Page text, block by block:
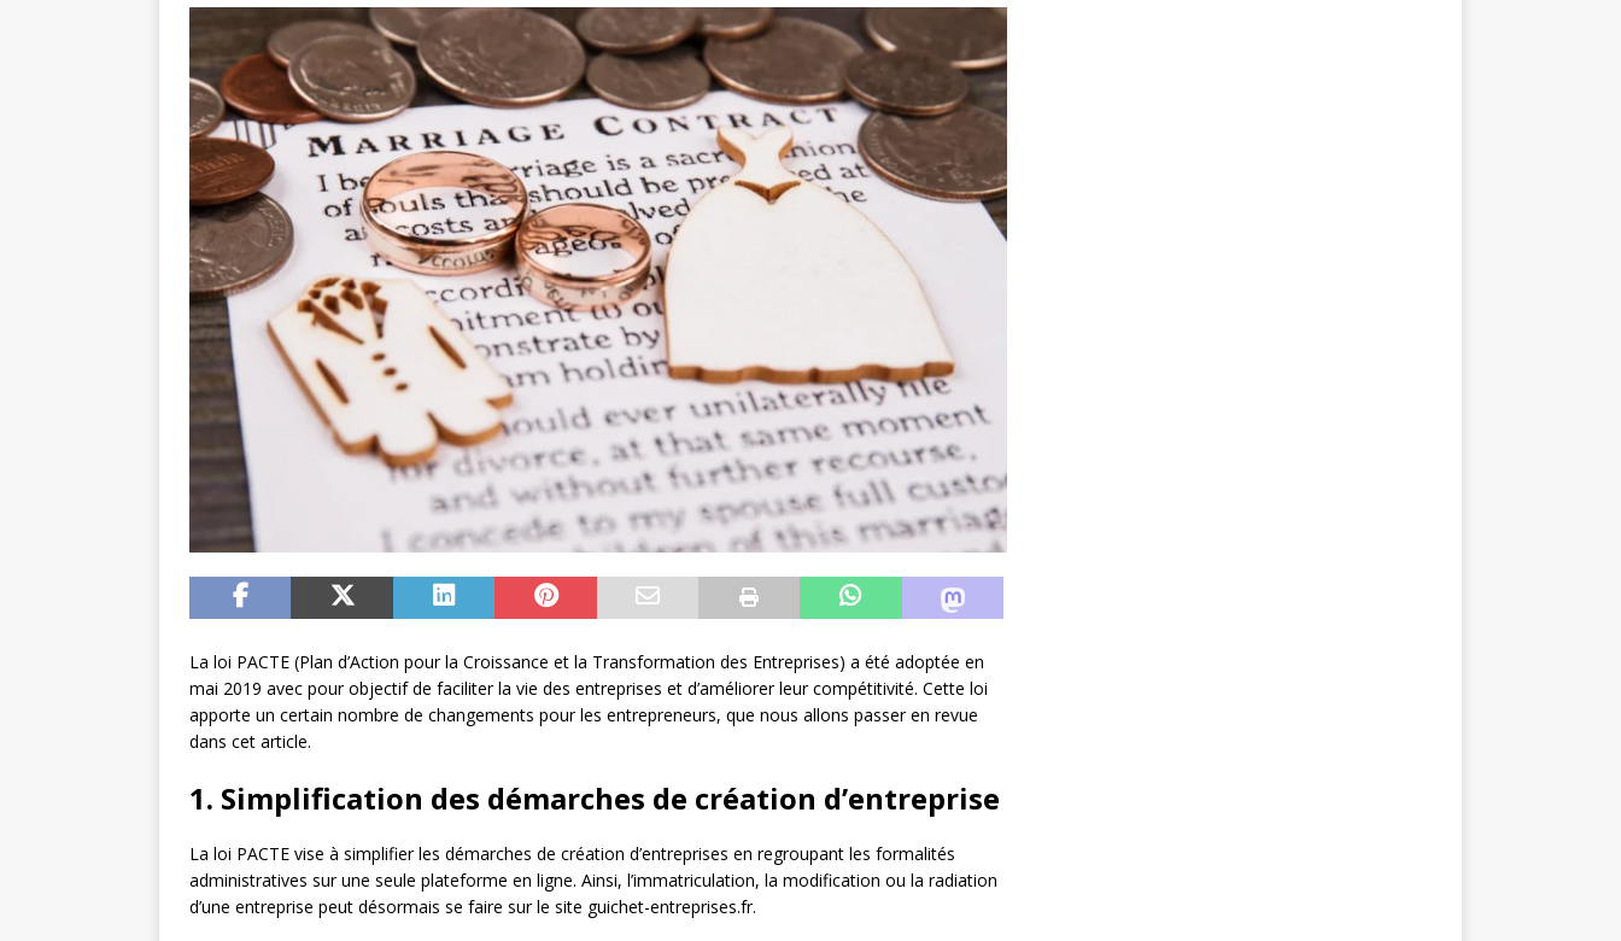
La loi PACTE (Plan d’Action pour la Croissance et la Transformation des Entreprises) a été adoptée en
mai 2019 avec pour objectif de faciliter la vie des entreprises et d’améliorer leur compétitivité. Cette loi
apporte un certain nombre de changements pour les entrepreneurs, que nous allons passer en revue
dans cet article.
1. Simplification des démarches de création d’entreprise
La loi PACTE vise à simplifier les démarches de création d’entreprises en regroupant les formalités
administratives sur une seule plateforme en ligne. Ainsi, l’immatriculation, la modification ou la radiation
d’une entreprise peut désormais se faire sur le site guichet-entreprises.fr.